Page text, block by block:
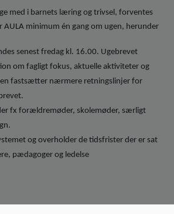
med i barnets læring og trivsel, forventes
minimum én gang om ugen, herunder
senest fredag kl. 16.00. Ugebrevet
om fagligt fokus, aktuelle aktiviteter og
fastsætter nærmere retningslinjer for
fx forældremøder, skolemøder, særligt
og overholder de tidsfrister der er sat
pædagoger og ledelse